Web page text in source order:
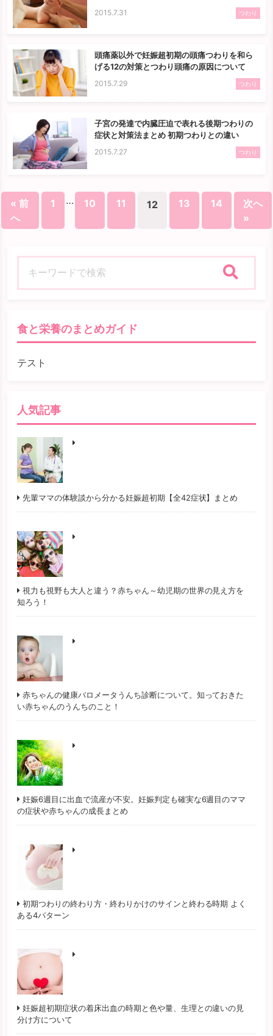
2015.7.31 つわり
頭痛薬以外で妊娠超初期の頭痛つわりを和ら
げる12の対策とつわり頭痛の原因について
2015.7.29 つわり
子宮の発達で内臓圧迫で表れる後期つわりの
症状と対策法まとめ 初期つわりとの違い
2015.7.27 つわり
« 前
へ
1 … 10 11 12 13 14
次へ
»
食と栄養のまとめガイド
テスト
人気記事
先輩ママの体験談から分かる妊娠超初期【全42症状】まとめ
視力も視野も大人と違う？赤ちゃん～幼児期の世界の見え方を
知ろう！
赤ちゃんの健康バロメータうんち診断について。知っておきた
い赤ちゃんのうんちのこと！
妊娠6週目に出血で流産が不安。妊娠判定も確実な6週目のママ
の症状や赤ちゃんの成長まとめ
初期つわりの終わり方・終わりかけのサインと終わる時期 よく
ある4パターン
妊娠超初期症状の着床出血の時期と色や量、生理との違いの見
分け方について